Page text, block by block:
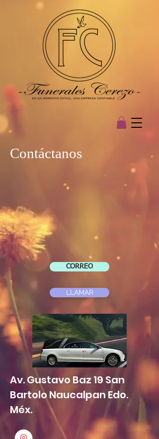
Contáctanos
CORREO
LLAMAR
Av. Gustavo Baz 19 San
Bartolo Naucalpan Edo.
Méx.